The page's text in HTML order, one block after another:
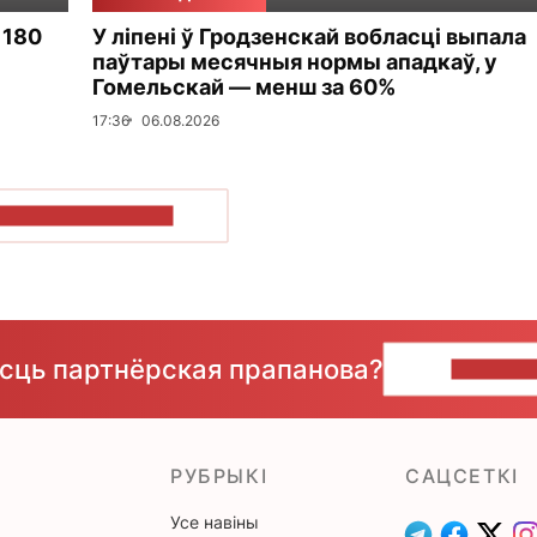
У ліпені ў Гродзенскай вобласці выпала
паўтары месячныя нормы ападкаў, у
Гомельскай — менш за 60%
17:36 06.08.2026
партнёрская прапанова?
РУБРЫКІ
Усе навіны
САЦСЕТКІ